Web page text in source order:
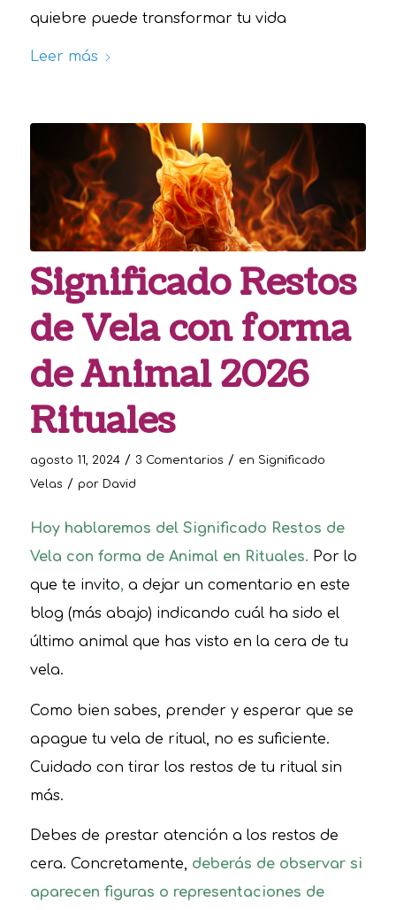
quiebre puede transformar tu vida
Leer más
Significado Restos
de Vela con forma
de Animal 2026
Rituales
agosto 11, 2024 / 3 Comentarios / en Significado
Velas / por David
Hoy hablaremos del Significado Restos de
Vela con forma de Animal en Rituales. Por lo
que te invito, a dejar un comentario en este
blog (más abajo) indicando cuál ha sido el
último animal que has visto en la cera de tu
vela.
Como bien sabes, prender y esperar que se
apague tu vela de ritual, no es suficiente.
Cuidado con tirar los restos de tu ritual sin
más.
Debes de prestar atención a los restos de
cera. Concretamente, deberás de observar si
aparecen figuras o representaciones de